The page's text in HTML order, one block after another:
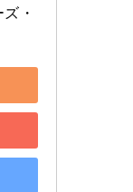
・